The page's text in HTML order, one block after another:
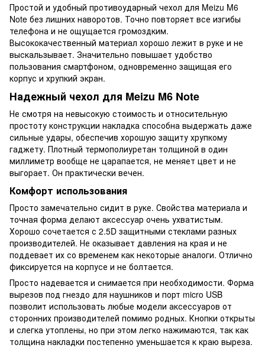
Простой и удобный противоударный чехол для Meizu M6
Note без лишних наворотов. Точно повторяет все изгибы
телефона и не ощущается громоздким.
Высококачественный материал хорошо лежит в руке и не
выскальзывает. Значительно повышает удобство
пользования смартфоном, одновременно защищая его
корпус и хрупкий экран.
Надежный чехол для Meizu M6 Note
Не смотря на невысокую стоимость и относительную
простоту конструкции накладка способна выдержать даже
сильные удары, обеспечив хорошую защиту хрупкому
гаджету. Плотный термополиуретан толщиной в один
миллиметр вообще не царапается, не меняет цвет и не
выгорает. Он практически вечен.
Комфорт использования
Просто замечательно сидит в руке. Свойства материала и
точная форма делают аксессуар очень ухватистым.
Хорошо сочетается с 2.5D защитными стеклами разных
производителей. Не оказывает давления на края и не
поддевает их со временем как некоторые аналоги. Отлично
фиксируется на корпусе и не болтается.
Просто надевается и снимается при необходимости. Форма
вырезов под гнездо для наушников и порт micro USB
позволит использовать любые модели аксессуаров от
сторонних производителей помимо родных. Кнопки открыты
и слегка утоплены, но при этом легко нажимаются, так как
толщина накладки постепенно уменьшается к краю выреза.